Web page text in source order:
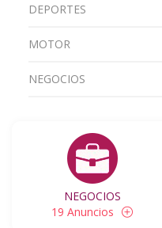
DEPORTES
MOTOR
NEGOCIOS
NEGOCIOS
19 Anuncios